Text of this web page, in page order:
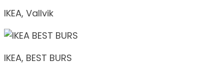
IKEA, Vallvik
IKEA, BEST BURS